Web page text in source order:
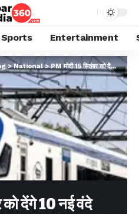
Sports Entertainment
>National>PM मोदी 15 सितंबर को देंगे 10 नई वंदे भारत एक्सप्रेस की सौगात, जानें किन शहरों से होकर गुजरेगी…
को देंगे 10 नई वंदे